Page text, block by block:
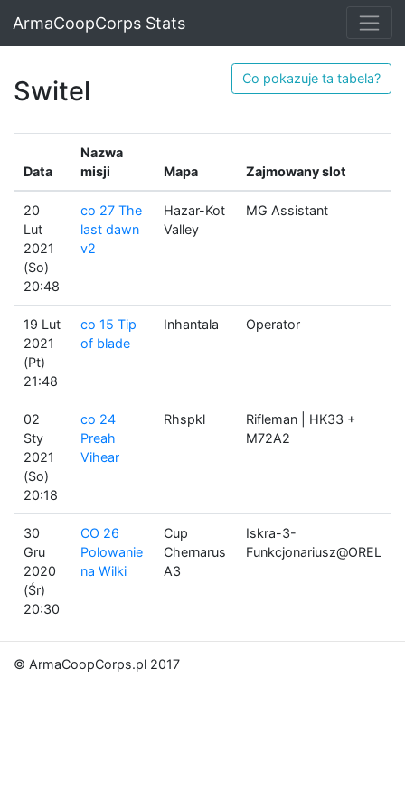
ArmaCoopCorps Stats
Switel Co pokazuje ta tabela?
Data
Nazwa
misji
Mapa Zajmowany slot
20
Lut
2021
(So)
20:48
co 27 The
last dawn
v2
Hazar-Kot
Valley
MG Assistant
19 Lut
2021
(Pt)
21:48
co 15 Tip
of blade
Inhantala Operator
02
Sty
2021
(So)
20:18
co 24
Preah
Vihear
Rhspkl
Rifleman | HK33 +
M72A2
30
Gru
2020
(Śr)
20:30
CO 26
Polowanie
na Wilki
Cup
Chernarus
A3
Iskra-3-
Funkcjonariusz@OREL
© ArmaCoopCorps.pl 2017